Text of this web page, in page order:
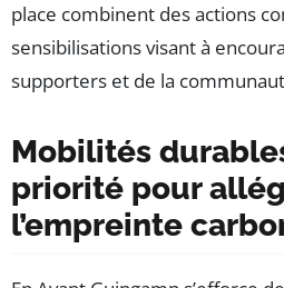
place combinent des actions
sensibilisations visant à
supporters et de la
Mobilités
priorité pour
l’empreinte